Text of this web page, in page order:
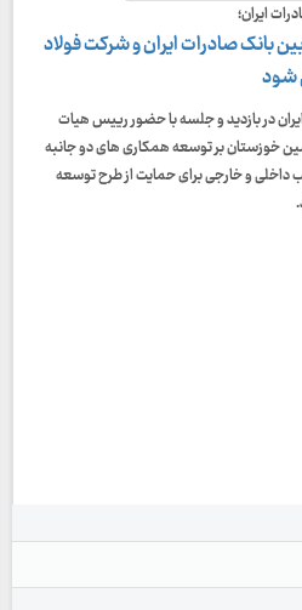
ایران؛
بانک صادرات ایران و شرکت فولاد
شود
در بازدید و جلسه با حضور رییس هیات
خوزستان بر توسعه همکاری های دو جانبه
داخلی و خارجی برای حمایت از طرح توسعه